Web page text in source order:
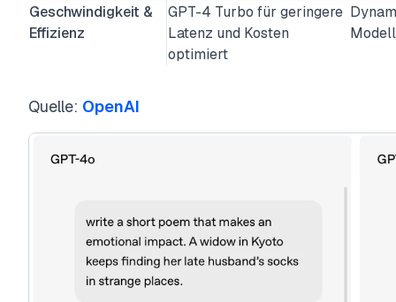
Geschwindigkeit &
Effizienz
GPT-4 Turbo für geringere
Latenz und Kosten
optimiert
Quelle: OpenAI